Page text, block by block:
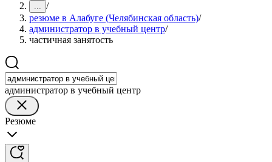
... /
резюме в Алабуге (Челябинская область)/
администратор в учебный центр/
частичная занятость
администратор в учебный центр
Резюме